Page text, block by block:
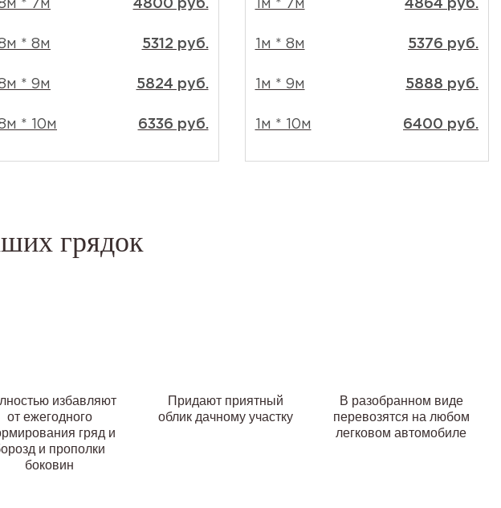
* 7м 4800 руб.
* 8м 5312 руб.
* 9м 5824 руб.
* 10м 6336 руб.
1м * 7м 4864 руб.
1м * 8м 5376 руб.
1м * 9м 5888 руб.
1м * 10м 6400 руб.
грядок
избавляют
от ежегодного
гряд и
и прополки
боковин
Придают приятный
облик дачному участку
В разобранном виде
перевозятся на любом
легковом автомобиле